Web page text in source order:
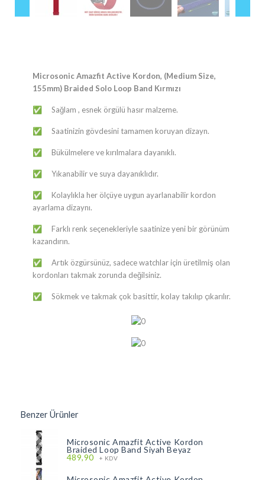
Microsonic Amazfit Active Kordon, (Medium Size,
155mm) Braided Solo Loop Band Kırmızı
✅ ​Sağlam , esnek örgülü hasır malzeme.
✅ ​Saatinizin gövdesini tamamen koruyan dizayn.
✅ ​Bükülmelere ve kırılmalara dayanıklı.
✅ ​Yıkanabilir ve suya dayanıklıdır.
✅ ​Kolaylıkla her ölçüye uygun ayarlanabilir kordon
ayarlama dizaynı.
✅ ​Farklı renk seçenekleriyle saatinize yeni bir görünüm
kazandırın.
✅ ​Artık özgürsünüz, sadece watchlar için üretilmiş olan
kordonları takmak zorunda değilsiniz.
✅ ​Sökmek ve takmak çok basittir, kolay takılıp çıkarılır.
Benzer Ürünler
Microsonic Amazfit Active Kordon
Braided Loop Band Siyah Beyaz
489,90 + KDV